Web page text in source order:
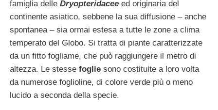
famiglia delle Dryopteridacee ed originaria del
continente asiatico, sebbene la sua diffusione – anche
spontanea – sia ormai estesa a tutte le zone a clima
temperato del Globo. Si tratta di piante caratterizzate
da un fitto fogliame, che può raggiungere il metro di
altezza. Le stesse foglie sono costituite a loro volta
da numerose foglioline, di colore verde più o meno
lucido a seconda della specie.